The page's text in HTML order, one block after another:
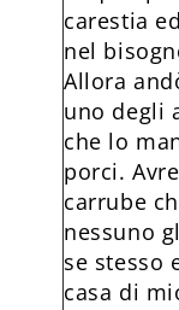
carestia
nel
Allora
uno degli
che lo
porci.
carrube
nessuno
se stesso
casa di